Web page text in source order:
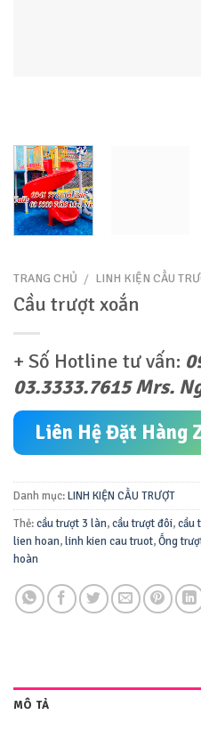
TRANG CHỦ / LINH KIỆN CẦU
Cầu trượt xoắn
+ Số Hotline tư vấn:
03.3333.7615 Mrs.
Liên Hệ Đặt Hàng
Danh mục:LINH KIỆN CẦU TRƯỢT
Thẻ:cầu trượt 3 làn,cầu trượt đôi,cầu
lien hoan,linh kien cau truot,Ống
hoàn
MÔ TẢ